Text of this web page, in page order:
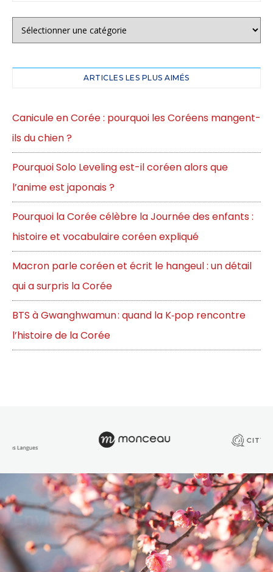
ARTICLES LES PLUS AIMÉS
Canicule en Corée : pourquoi les Coréens mangent-
ils du chien ?
Pourquoi Solo Leveling est-il coréen alors que
l’anime est japonais ?
Pourquoi la Corée célèbre la Journée des enfants :
histoire et vocabulaire coréen expliqué
Macron parle coréen et écrit le hangeul : un détail
qui a surpris la Corée
BTS à Gwanghwamun : quand la K‑pop rencontre
l’histoire de la Corée
Envie de découvrir nos cours
et formations ?